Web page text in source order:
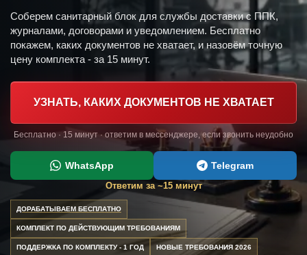
Соберем санитарный блок для службы доставки с ППК,
журналами, договорами и уведомлением. Бесплатно
покажем, каких документов не хватает, и назовём точную
цену комплекта - за 15 минут.
УЗНАТЬ, КАКИХ ДОКУМЕНТОВ НЕ ХВАТАЕТ
Бесплатно · 15 минут · ответим в мессенджере, если звонить неудобно
WhatsApp Telegram
Ответим за ~15 минут
ДОРАБАТЫВАЕМ БЕСПЛАТНО
КОМПЛЕКТ ПО ДЕЙСТВУЮЩИМ ТРЕБОВАНИЯМ
ПОДДЕРЖКА ПО КОМПЛЕКТУ - 1 ГОД НОВЫЕ ТРЕБОВАНИЯ 2026